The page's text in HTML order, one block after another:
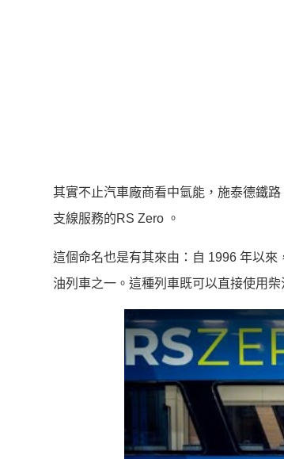
其實不止汽車廠商看中氫能，施泰德鐵
支線服務的RS Zero 。
這個命名也是有其來由：自 1996 年以
油列車之一。這種列車既可以直接使用